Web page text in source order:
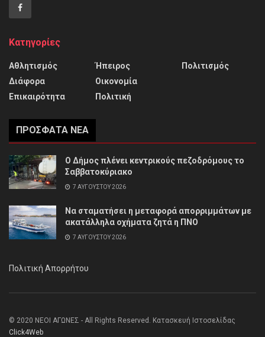
Κατηγορίες
Αθλητισμός
Διάφορα
Επικαιρότητα
Ήπειρος
Οικονομία
Πολιτική
Πολιτισμός
ΠΡΌΣΦΑΤΑ ΝΈΑ
Ο Δήμος πλένει κεντρικούς πεζοδρόμους το
Σαββατοκύριακο
7 ΑΥΓΟΎΣΤΟΥ 2026
Να σταματήσει η μεταφορά απορριμμάτων με
ακατάλληλα οχήματα ζητά η ΠΝΟ
7 ΑΥΓΟΎΣΤΟΥ 2026
Πολιτική Απορρήτου
© 2020 ΝΕΟΙ ΑΓΩΝΕΣ - All Rights Reserved. Κατασκευή Ιστοσελίδας
Click4Web